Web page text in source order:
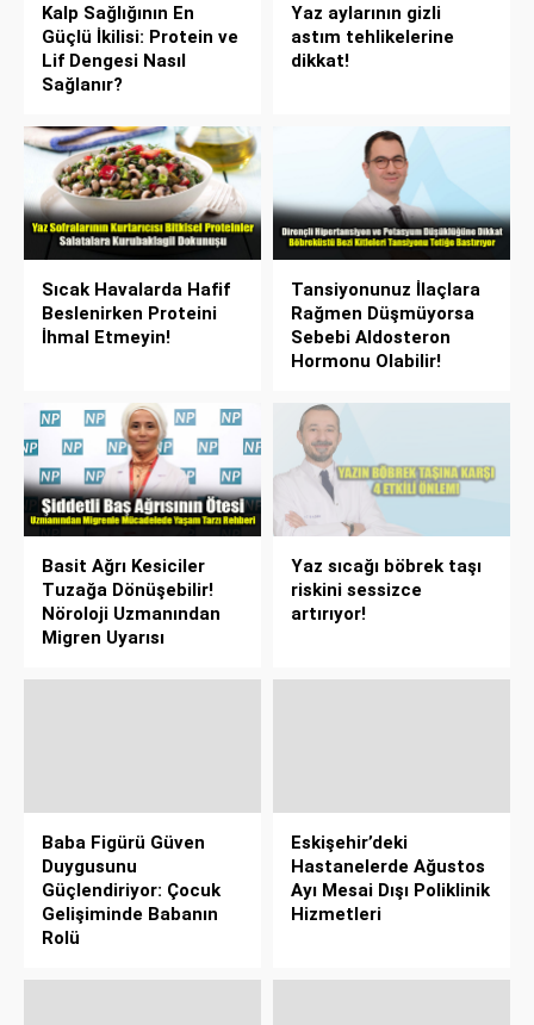
Kalp Sağlığının En
Güçlü İkilisi: Protein ve
Lif Dengesi Nasıl
Sağlanır?
Yaz aylarının gizli
astım tehlikelerine
dikkat!
Sıcak Havalarda Hafif
Beslenirken Proteini
İhmal Etmeyin!
Tansiyonunuz İlaçlara
Rağmen Düşmüyorsa
Sebebi Aldosteron
Hormonu Olabilir!
Basit Ağrı Kesiciler
Tuzağa Dönüşebilir!
Nöroloji Uzmanından
Migren Uyarısı
Yaz sıcağı böbrek taşı
riskini sessizce
artırıyor!
Baba Figürü Güven
Duygusunu
Güçlendiriyor: Çocuk
Gelişiminde Babanın
Rolü
Eskişehir’deki
Hastanelerde Ağustos
Ayı Mesai Dışı Poliklinik
Hizmetleri